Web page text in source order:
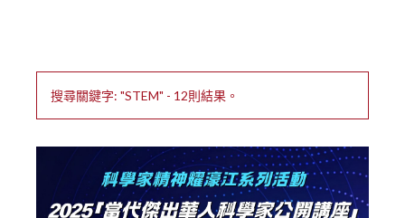
搜尋關鍵字: "STEM" - 12則結果。